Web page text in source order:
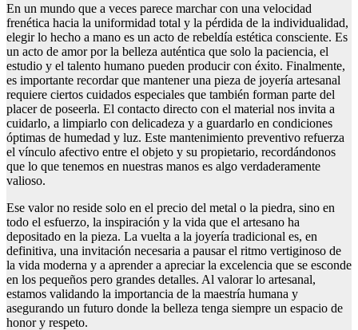
En un mundo que a veces parece marchar con una velocidad
frenética hacia la uniformidad total y la pérdida de la individualidad,
elegir lo hecho a mano es un acto de rebeldía estética consciente. Es
un acto de amor por la belleza auténtica que solo la paciencia, el
estudio y el talento humano pueden producir con éxito. Finalmente,
es importante recordar que mantener una pieza de joyería artesanal
requiere ciertos cuidados especiales que también forman parte del
placer de poseerla. El contacto directo con el material nos invita a
cuidarlo, a limpiarlo con delicadeza y a guardarlo en condiciones
óptimas de humedad y luz. Este mantenimiento preventivo refuerza
el vínculo afectivo entre el objeto y su propietario, recordándonos
que lo que tenemos en nuestras manos es algo verdaderamente
valioso.
Ese valor no reside solo en el precio del metal o la piedra, sino en
todo el esfuerzo, la inspiración y la vida que el artesano ha
depositado en la pieza. La vuelta a la joyería tradicional es, en
definitiva, una invitación necesaria a pausar el ritmo vertiginoso de
la vida moderna y a aprender a apreciar la excelencia que se esconde
en los pequeños pero grandes detalles. Al valorar lo artesanal,
estamos validando la importancia de la maestría humana y
asegurando un futuro donde la belleza tenga siempre un espacio de
honor y respeto.